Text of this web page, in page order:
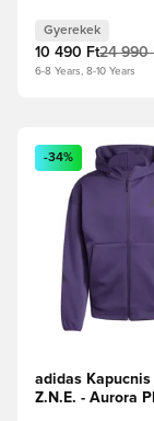
- Űrkék/
Gyerek
Gyerekek
10 490 Ft24 990
6-8 Years, 8-10 Years
Megnyit egy
-34%
adidas
Z.N.E. - Aurora